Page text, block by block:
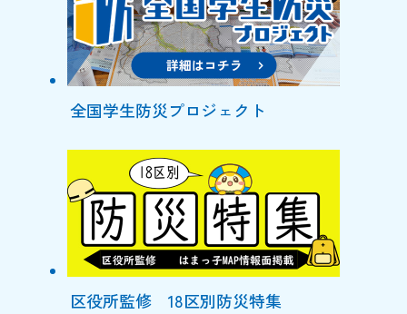
全国学生防災プロジェクト
区役所監修 18区別防災特集